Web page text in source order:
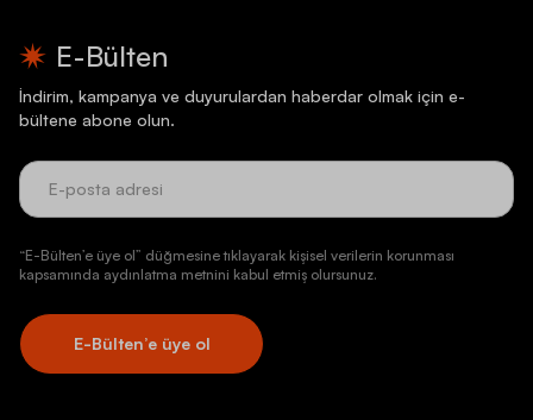
E-Bülten
İndirim, kampanya ve duyurulardan haberdar olmak için e-
bültene abone olun.
“E-Bülten’e üye ol” düğmesine tıklayarak kişisel verilerin korunması
kapsamında aydınlatma metnini kabul etmiş olursunuz.
E-Bülten’e üye ol